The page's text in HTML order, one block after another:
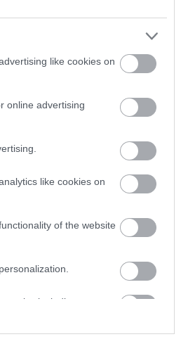
like cookies on
online advertising
like cookies on
of the website
including
other user protection.